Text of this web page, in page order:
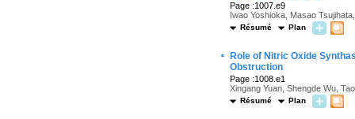
Page :1007.e9
Iwao Yoshioka, Masao
Résumé Plan
·
Role of Nitric Oxide
Obstruction
Page :1008.e1
Xingang Yuan, Shengde Wu,
Résumé Plan